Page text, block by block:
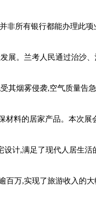
非所有银行都能办理此
展。兰考人民通过治沙
其烟雾侵袭,空气质量告
料的居家产品。本次
计,满足了现代人居生
万,实现了旅游收入的